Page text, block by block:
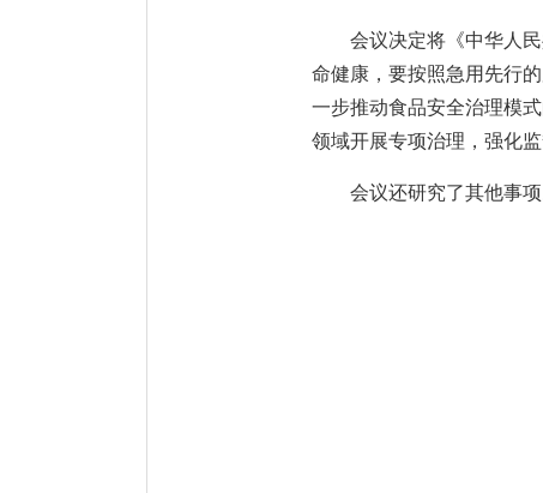
会议决定将《中华人
命健康，要按照急用先行
一步推动食品安全治理模
领域开展专项治理，强化
会议还研究了其他事项